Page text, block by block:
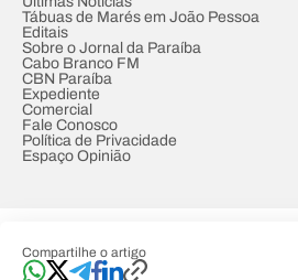
Compartilhe o artigo
Tábuas de Marés em João Pessoa
Editais
Sobre o Jornal da Paraíba
Cabo Branco FM
CBN Paraíba
Expediente
Comercial
Fale Conosco
Política de Privacidade
Espaço Opinião
Developed by Designed by